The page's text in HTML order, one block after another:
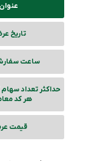
عنوان
تاریخ
ساعت
حداکثر تعداد سهام
هر کد
قیمت